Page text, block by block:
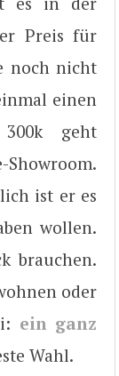
Preis für
noch nicht
einen
geht
ist er es
wollen.
brauchen.
oder
ein ganz
Wahl.